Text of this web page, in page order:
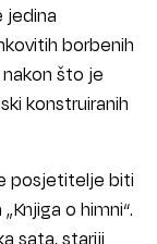
jedina
borbenih
što je
konstruiranih
posjetitelje biti
o himni“.
sata, stariji